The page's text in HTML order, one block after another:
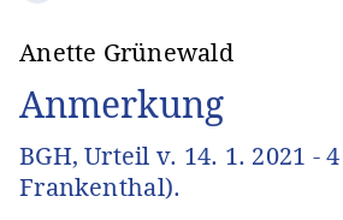
Anette Grünewald
Anmerkung
BGH, Urteil v. 14. 1. 2021 -
Frankenthal).